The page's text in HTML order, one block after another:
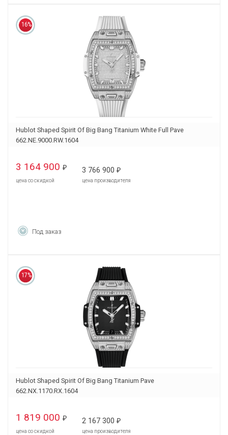
16%
Hublot Shaped Spirit Of Big Bang Titanium White Full Pave
662.NE.9000.RW.1604
3 164 900 ₽
цена со скидкой
3 766 900 ₽
цена производителя
Под заказ
17%
Hublot Shaped Spirit Of Big Bang Titanium Pave
662.NX.1170.RX.1604
1 819 000 ₽
цена со скидкой
2 167 300 ₽
цена производителя